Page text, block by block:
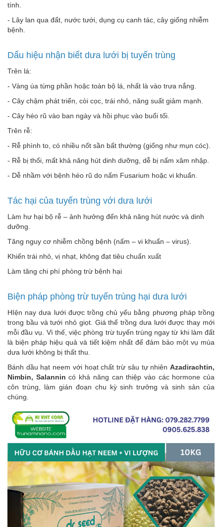
tính.
- Lây lan qua đất, nước tưới, dụng cụ canh tác, cây giống nhiễm
bệnh.
Dấu hiệu nhận biết dưa lưới bị tuyến trùng
Trên lá:
- Vàng úa từng phần hoặc toàn bộ lá, nhất là vào trưa nắng.
- Cây chậm phát triển, còi cọc, trái nhỏ, năng suất giảm mạnh.
- Cây héo rũ vào ban ngày và hồi phục vào buổi tối.
Trên rễ:
- Rễ phình to, có nhiều nốt sần bất thường (giống như mụn cóc).
- Rễ bị thối, mất khả năng hút dinh dưỡng, dễ bị nấm xâm nhập.
- Dễ nhầm với bệnh héo rũ do nấm Fusarium hoặc vi khuẩn.
Tác hại của tuyến trùng với dưa lưới
Làm hư hại bộ rễ – ảnh hưởng đến khả năng hút nước và dinh
dưỡng.
Tăng nguy cơ nhiễm chồng bệnh (nấm – vi khuẩn – virus).
Khiến trái nhỏ, vị nhạt, không đạt tiêu chuẩn xuất
Làm tăng chi phí phòng trừ bệnh hại
Biện pháp phòng trừ tuyến trùng hại dưa lưới
HIện nay dưa lưới được trồng chủ yếu bằng phương pháp trồng
trong bầu và tưới nhỏ giọt. Giá thể trồng dưa lưới được thay mới
mỗi đầu vụ. Vì thế, việc phòng trừ tuyến trùng ngay từ khi làm đất
là biện pháp hiệu quả và tiết kiệm nhất để đảm bảo một vụ mùa
dưa lưới không bị thất thu.
Bánh dầu hạt neem với hoạt chất trừ sâu tự nhiên Azadirachtin,
Nimbin, Salannin có khả năng can thiệp vào các hormone của
côn trùng, làm gián đoạn chu kỳ sinh trưởng và sinh sản của
chúng.